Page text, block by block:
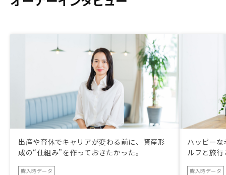
出産や育休でキャリアが変わる前に、資産形
成の“仕組み”を作っておきたかった。
購入時データ
ハッピー
ルフと旅
購入時データ